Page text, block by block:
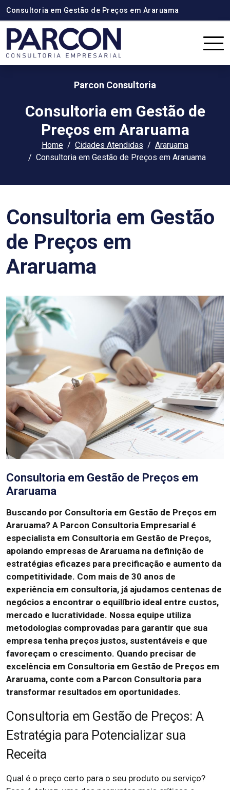
Consultoria em Gestão de Preços em Araruama
Parcon Consultoria
Consultoria em Gestão de
Preços em Araruama
Home Cidades Atendidas
Araruama
Consultoria em Gestão de Preços em Araruama
Consultoria em Gestão
de Preços em
Araruama
Consultoria em Gestão de Preços em
Araruama
Buscando por Consultoria em Gestão de Preços em
Araruama? A Parcon Consultoria Empresarial é
especialista em Consultoria em Gestão de Preços,
apoiando empresas de Araruama na definição de
estratégias eficazes para precificação e aumento da
competitividade. Com mais de 30 anos de
experiência em consultoria, já ajudamos centenas de
negócios a encontrar o equilíbrio ideal entre custos,
mercado e lucratividade. Nossa equipe utiliza
metodologias comprovadas para garantir que sua
empresa tenha preços justos, sustentáveis e que
favoreçam o crescimento. Quando precisar de
excelência em Consultoria em Gestão de Preços em
Araruama, conte com a Parcon Consultoria para
transformar resultados em oportunidades.
Consultoria em Gestão de Preços: A
Estratégia para Potencializar sua
Receita
Qual é o preço certo para o seu produto ou serviço?